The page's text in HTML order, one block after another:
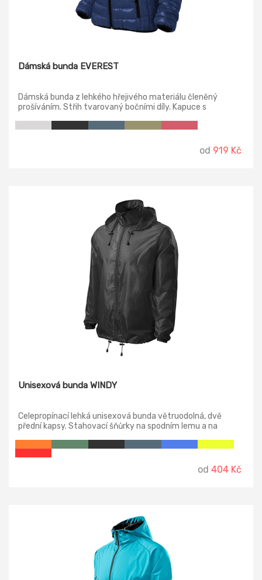
Dámská bunda EVEREST
Dámská bunda z lehkého hřejivého materiálu členěný
prošíváním. Střih tvarovaný bočními díly. Kapuce s
od 919 Kč
Unisexová bunda WINDY
Celepropínací lehká unisexová bunda větruodolná, dvě
přední kapsy. Stahovací šňůrky na spodním lemu a na
od 404 Kč